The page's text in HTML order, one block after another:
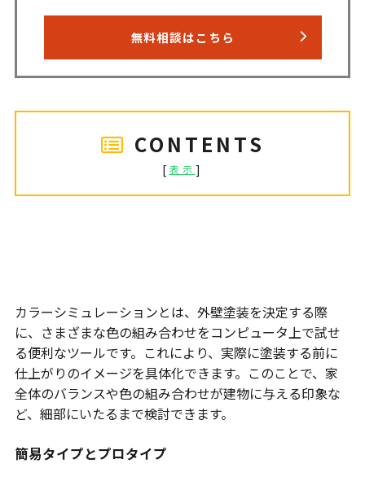
無料相談はこちら
CONTENTS
[ 表示 ]
カラーシミュレーションとは、外壁塗装を決定する際
に、さまざまな色の組み合わせをコンピュータ上で試せ
る便利なツールです。これにより、実際に塗装する前に
仕上がりのイメージを具体化できます。このことで、家
全体のバランスや色の組み合わせが建物に与える印象な
ど、細部にいたるまで検討できます。
簡易タイプとプロタイプ